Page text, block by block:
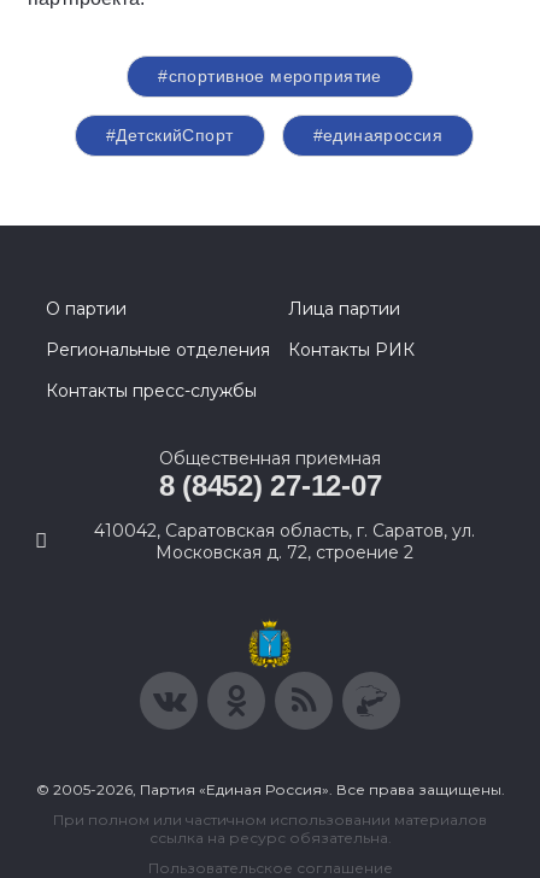
#спортивное мероприятие
#ДетскийСпорт #единаяроссия
О партии
Лица партии
Региональные отделения
Контакты РИК
Контакты пресс-службы
Общественная приемная
8 (8452) 27-12-07
410042, Саратовская область, г. Саратов, ул.
Московская д. 72, строение 2
© 2005-2026, Партия «Единая Россия». Все права защищены.
При полном или частичном использовании материалов
ссылка на ресурс обязательна.
Пользовательское соглашение